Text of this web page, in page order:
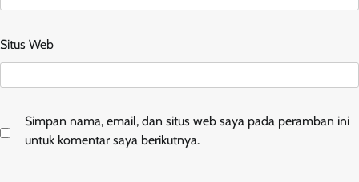
Situs Web
Simpan nama, email, dan situs web saya pada peramban ini
untuk komentar saya berikutnya.